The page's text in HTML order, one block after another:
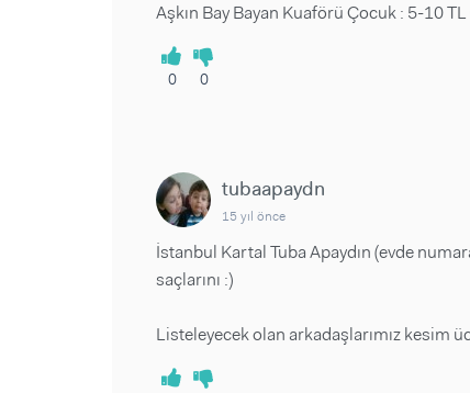
Aşkın Bay Bayan Kuaförü Çocuk : 5-10
0 0
tubaapaydn
15 yıl önce
İstanbul Kartal Tuba Apaydın (evde
saçlarını :)
Listeleyecek olan arkadaşlarımız kesim